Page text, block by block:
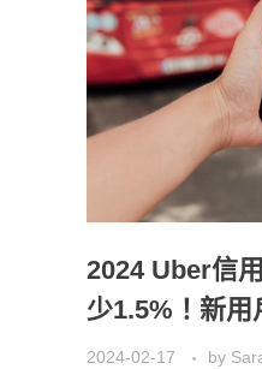
2024 Uber信
少1.5%！新用
2024-02-17 by